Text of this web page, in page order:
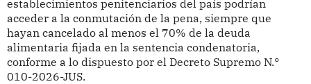
establecimientos penitenciarios del país podrían
acceder a la conmutación de la pena, siempre que
hayan cancelado al menos el 70% de la deuda
alimentaria fijada en la sentencia condenatoria,
conforme a lo dispuesto por el Decreto Supremo N.°
010-2026-JUS.